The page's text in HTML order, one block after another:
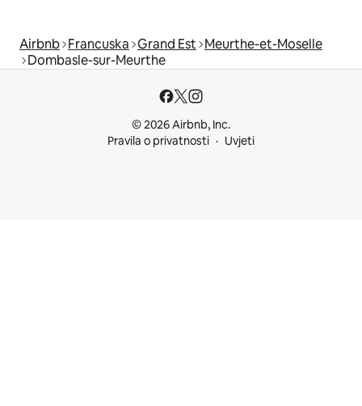
Airbnb Francuska Grand Est Meurthe-et-Moselle
Dombasle-sur-Meurthe
© 2026 Airbnb, Inc.
Pravila o privatnosti
Uvjeti